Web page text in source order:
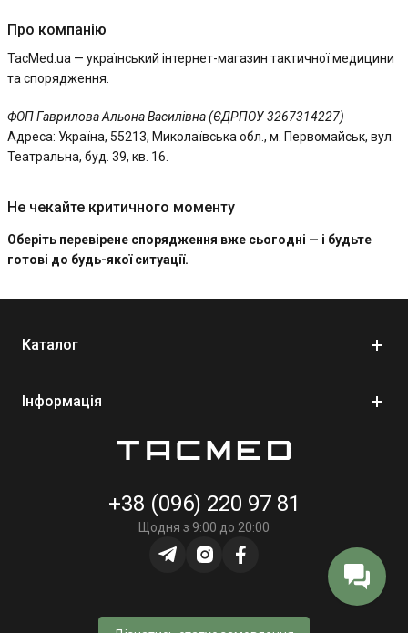
Про компанію
TacMed.ua — український інтернет-магазин тактичної медицини
та спорядження.
ФОП Гаврилова Альона Василівна (ЄДРПОУ 3267314227)
Адреса: Україна, 55213, Миколаївська обл., м. Первомайськ, вул.
Театральна, буд. 39, кв. 16.
Не чекайте критичного моменту
Оберіть перевірене спорядження вже сьогодні — і будьте
готові до будь-якої ситуації.
Каталог
Інформація
+38 (096) 220 97 81
Щодня з 9:00 до 20:00